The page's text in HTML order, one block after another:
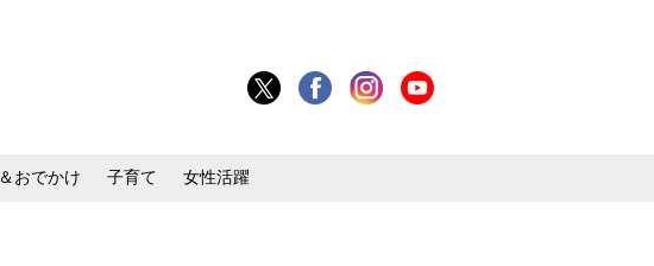
おでかけ 子育て 女性活躍